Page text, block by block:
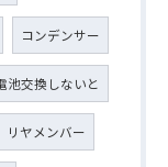
コンデンサー
池交換しないと
リヤメンバー